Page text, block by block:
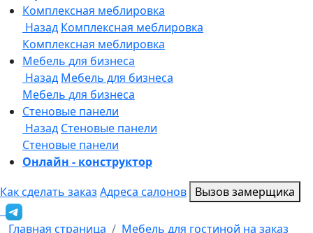
Онлайн - конструктор
Как сделать заказ Адреса салонов Вызов замерщика
Главная страница Мебель для гостиной на заказ